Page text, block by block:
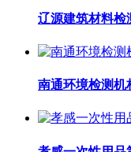
辽源建筑材料检
南通环境检测机